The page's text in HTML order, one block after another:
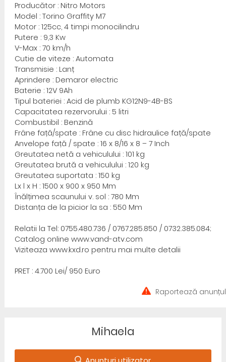
Producător : Nitro Motors
Model : Torino Graffity M7
Motor : 125cc, 4 timpi monocilindru
Putere : 9,3 Kw
V-Max : 70 km/h
Cutie de viteze : Automata
Transmisie : Lanț
Aprindere : Demaror electric
Baterie : 12V 9Ah
Tipul bateriei : Acid de plumb KG12N9-4B-BS
Capacitatea rezervorului : 5 litri
Combustibil : Benzină
Frâne față/spate : Frâne cu disc hidraulice față/spate
Anvelope față / spate : 16 x 8/16 x 8 – 7 Inch
Greutatea netă a vehiculului : 101 kg
Greutatea brută a vehiculului : 120 kg
Greutatea suportata : 150 kg
Lx l x H : 1500 x 900 x 950 Mm
Înălțimea scaunului v. sol : 780 Mm
Distanța de la picior la sa : 550 Mm
Relatii la Tel: 0755.480.736 / 0767.285.850 / 0732.385.084;
Catalog online www.vand-atv.com
Viziteaza www.kxd.ro pentru mai multe detalii
PRET : 4.700 Lei/ 950 Euro
Raportează anunțul
Mihaela